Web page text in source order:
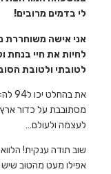
לי בדמים מרובים!
אני אישה משוחררת
לחיות את חיי בנחת
לטובתי ולטובת
מסתובבת על כדור ארץ
לעצמה ולעולם…
שוב תודה ענקית!
אפילו מעט מהטוב שיש